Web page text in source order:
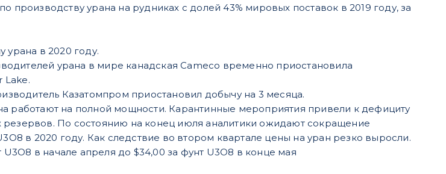
производству урана на рудниках с долей 43% мировых поставок в 2019 году, за
урана в 2020 году.
урана в мире канадская Cameco временно приостановила
Lake.
Казатомпром приостановил добычу на 3 месяца.
работают на полной мощности. Карантинные мероприятия привели к дефициту
По состоянию на конец июля аналитики ожидают сокращение
в 2020 году. Как следствие во втором квартале цены на уран резко выросли.
в начале апреля до $34,00 за фунт U3O8 в конце мая